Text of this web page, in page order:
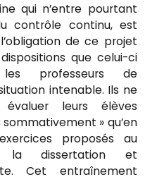
qui n’entre pourtant
contrôle continu, est
de ce projet
que celui-ci
professeurs de
intenable. Ils ne
leurs élèves
» qu’en
proposés au
la dissertation et
Cet entraînement